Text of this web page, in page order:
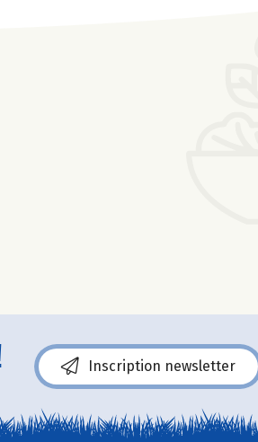
Inscription newsletter